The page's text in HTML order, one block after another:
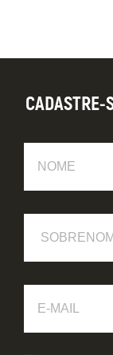
CADASTRE-
Mail